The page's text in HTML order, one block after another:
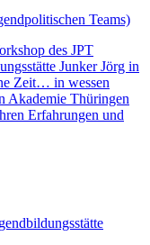
Teams)
des JPT
Junker Jörg in
Zeit… in wessen
Akademie Thüringen
Erfahrungen und